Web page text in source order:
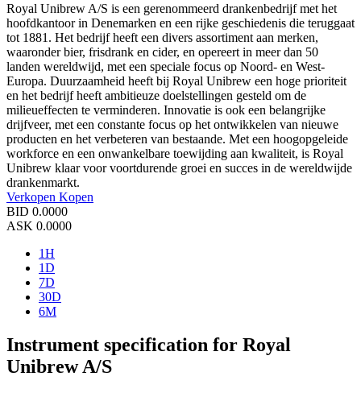
Royal Unibrew A/S is een gerenommeerd drankenbedrijf met het
hoofdkantoor in Denemarken en een rijke geschiedenis die teruggaat
tot 1881. Het bedrijf heeft een divers assortiment aan merken,
waaronder bier, frisdrank en cider, en opereert in meer dan 50
landen wereldwijd, met een speciale focus op Noord- en West-
Europa. Duurzaamheid heeft bij Royal Unibrew een hoge prioriteit
en het bedrijf heeft ambitieuze doelstellingen gesteld om de
milieueffecten te verminderen. Innovatie is ook een belangrijke
drijfveer, met een constante focus op het ontwikkelen van nieuwe
producten en het verbeteren van bestaande. Met een hoogopgeleide
workforce en een onwankelbare toewijding aan kwaliteit, is Royal
Unibrew klaar voor voortdurende groei en succes in de wereldwijde
drankenmarkt.
Verkopen Kopen
BID 0.0000
ASK 0.0000
1H
1D
7D
30D
6M
Instrument specification for Royal
Unibrew A/S